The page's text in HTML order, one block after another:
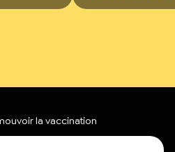
la vaccination